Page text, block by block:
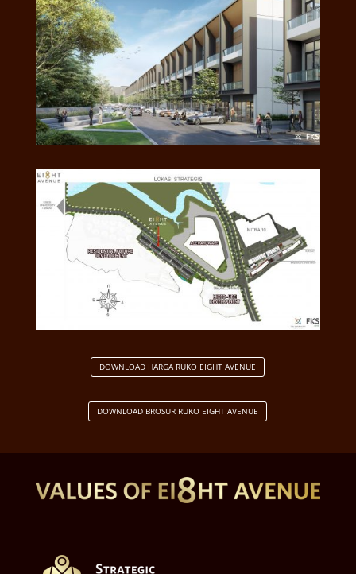
DOWNLOAD HARGA RUKO EIGHT AVENUE
DOWNLOAD BROSUR RUKO EIGHT AVENUE